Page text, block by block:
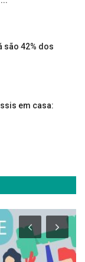
são 42% dos
em casa: